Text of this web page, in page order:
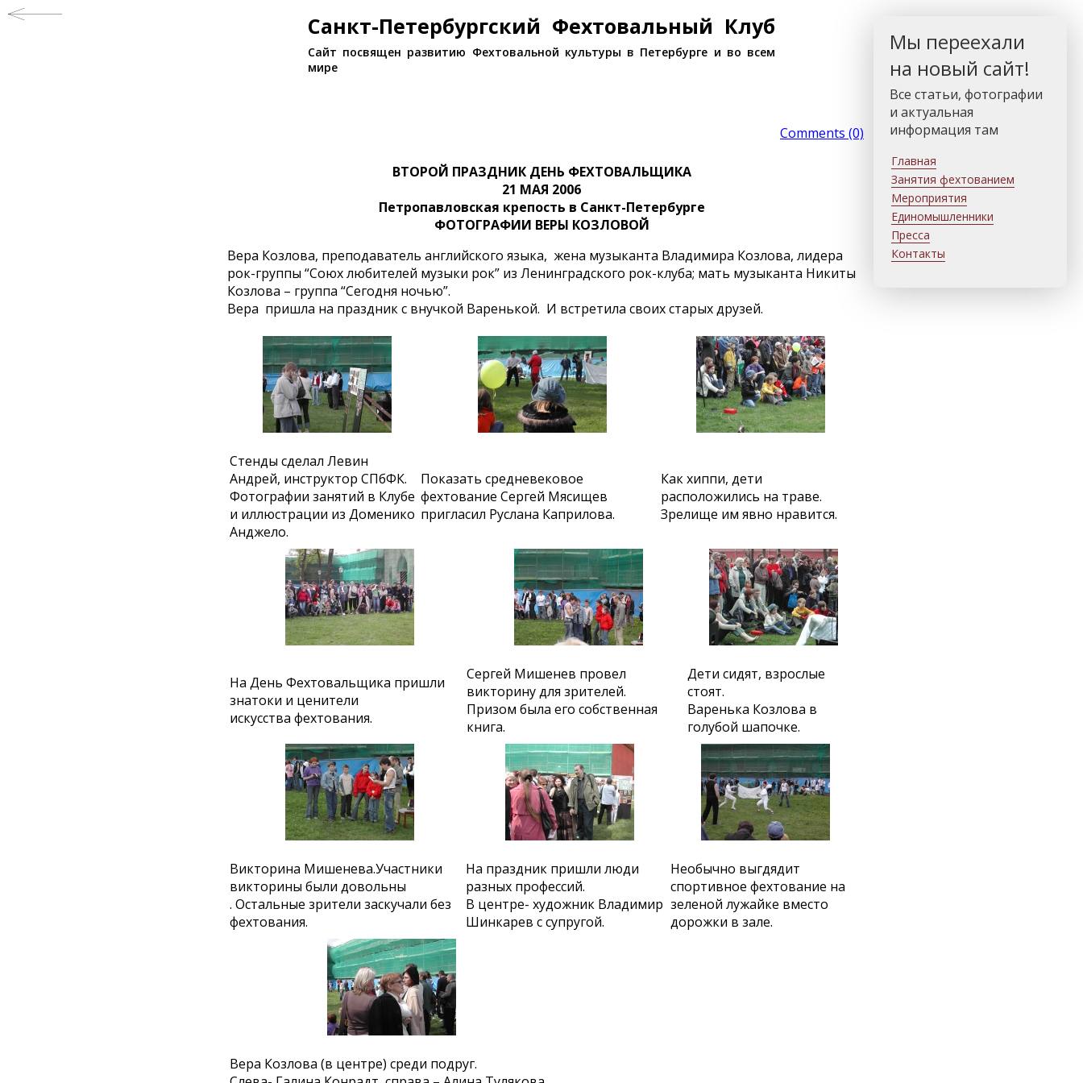
Мы переехали
на новый сайт!
Все статьи, фотографии
и актуальная
информация там
Главная
Занятия фехтованием
Мероприятия
Единомышленники
Пресса
Контакты
Санкт-Петербургский Фехтовальный Клуб
Сайт посвящен развитию Фехтовальной культуры в Петербурге и во всем
мире
Comments (0)
ВТОРОЙ ПРАЗДНИК ДЕНЬ ФЕХТОВАЛЬЩИКА
21 МАЯ 2006
Петропавловская крепость в Санкт-Петербурге
ФОТОГРАФИИ ВЕРЫ КОЗЛОВОЙ
Вера Козлова, преподаватель английского языка, жена музыканта Владимира Козлова, лидера
рок-группы “Союх любителей музыки рок” из Ленинградского рок-клуба; мать музыканта Никиты
Козлова – группа “Сегодня ночью”.
Вера пришла на праздник с внучкой Варенькой. И встретила своих старых друзей.
Стенды сделал Левин
Андрей, инструктор СПбФК.
Фотографии занятий в Клубе
и иллюстрации из Доменико
Анджело.
Показать средневековое
фехтование Сергей Мясищев
пригласил Руслана Каприлова.
Как хиппи, дети
расположились на траве.
Зрелище им явно нравится.
На День Фехтовальщика пришли
знатоки и ценители
искусства фехтования.
Сергей Мишенев провел
викторину для зрителей.
Призом была его собственная
книга.
Дети сидят, взрослые
стоят.
Варенька Козлова в
голубой шапочке.
Викторина Мишенева.Участники
викторины были довольны
. Остальные зрители заскучали без
фехтования.
На праздник пришли люди
разных профессий.
В центре- художник Владимир
Шинкарев с супругой.
Необычно выгдядит
спортивное фехтование на
зеленой лужайке вместо
дорожки в зале.
Вера Козлова (в центре) среди подруг.